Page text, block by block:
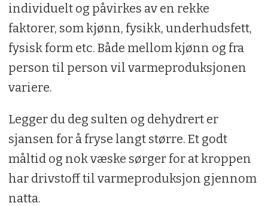
T-COMFORT:Temperaturen som en
voksen kvinne kan forvente å sove
komfortabelt i en avslappet stilling.
T-LIMIT:
fosterstilling uten å våkne.
T-EXTREME: Her er det snakk om
overlevelse: minimumstemperaturen der
en vanlig kvinne kan ligge i seks timer
individuelt og påvirkes av en rekke
faktorer, som kjønn, fysikk, underhudsfett,
fysisk form etc. Både mellom kjønn og fra
person til person vil varmeproduksjonen
variere.
Legger du deg sulten og dehydrert er
sjansen for å fryse langt større. Et godt
måltid og nok væske sørger for at kroppen
har drivstoff til varmeproduksjon gjennom
natta.